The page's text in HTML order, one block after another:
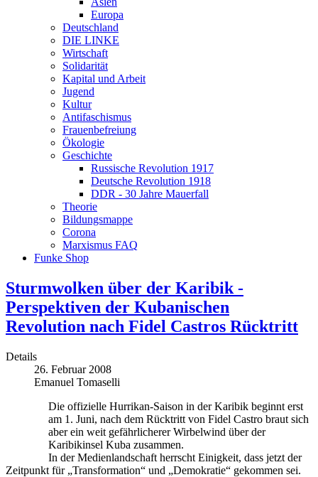
Europa
Deutschland
DIE LINKE
Wirtschaft
Solidarität
Kapital und Arbeit
Jugend
Kultur
Antifaschismus
Frauenbefreiung
Ökologie
Geschichte
Russische Revolution 1917
Deutsche Revolution 1918
DDR - 30 Jahre Mauerfall
Theorie
Bildungsmappe
Corona
Marxismus FAQ
Funke Shop
Sturmwolken über der Karibik -
Perspektiven der Kubanischen
Revolution nach Fidel Castros Rücktritt
Details
26. Februar 2008
Emanuel Tomaselli
Die offizielle Hurrikan-Saison in der Karibik beginnt erst
am 1. Juni, nach dem Rücktritt von Fidel Castro braut sich
aber ein weit gefährlicherer Wirbelwind über der
Karibikinsel Kuba zusammen.
In der Medienlandschaft herrscht Einigkeit, dass jetzt der
Zeitpunkt für „Transformation“ und „Demokratie“ gekommen sei.